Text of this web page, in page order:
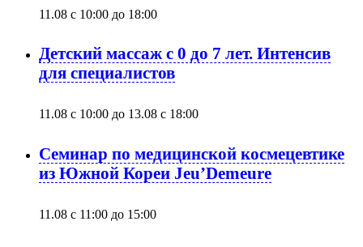
11.08 с 10:00 до 18:00
Детский массаж с 0 до 7 лет. Интенсив
для специалистов
11.08 с 10:00 до 13.08 с 18:00
Семинар по медицинской космецевтике
из Южной Кореи Jeu’Demeure
11.08 с 11:00 до 15:00